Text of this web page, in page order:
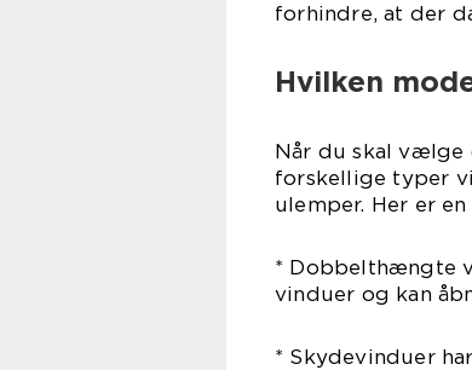
forhindre, at der
Hvilken
Når du skal
forskellige typer
ulemper. Her er
* Dobbelthængte
vinduer og kan
* Skydevinduer